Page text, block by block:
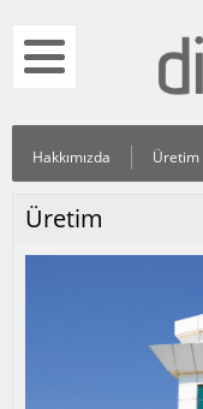
Hakkımızda Üretim
Üretim